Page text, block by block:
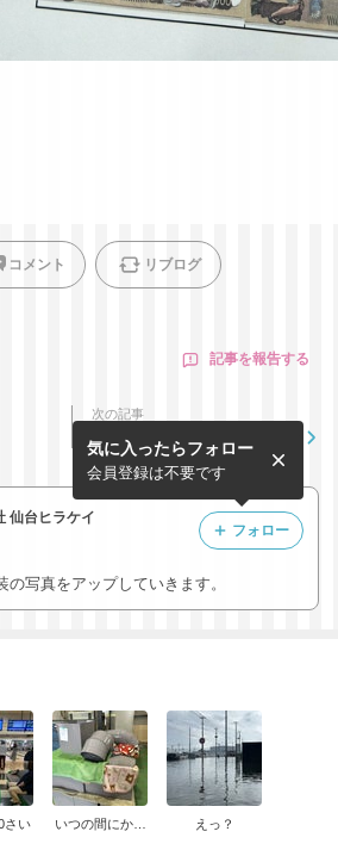
コメント リブログ
記事を報告する
次の記事
仙台ヒラケイ
写真をアップしていきます。
気に入ったらフォロー
会員登録は不要です
フォロー
さい
いつの間にか… えっ？